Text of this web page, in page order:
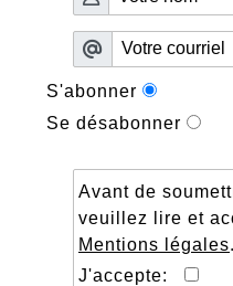
S'abonner
Se désabonner
Avant de
veuillez lire et
Mentions légales.
J'accepte: